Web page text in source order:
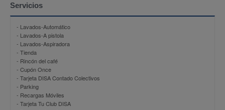
Servicios
- Lavados-Automático
- Lavados-A pistola
- Lavados-Aspiradora
- Tienda
- Rincón del café
- Cupón Once
- Tarjeta DISA Contado Colectivos
- Parking
- Recargas Móviles
- Tarjeta Tu Club DISA